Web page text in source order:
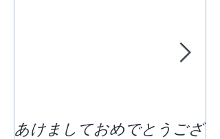
あけましておめでとうござ